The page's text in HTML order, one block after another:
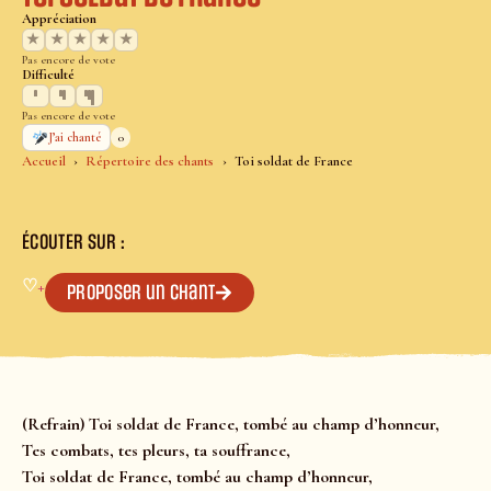
Accueil Répertoire des chants Toi soldat de France
Appréciation
★
★ ★ ★ ★
Pas encore de vote
Difficulté
Pas encore de vote
J’ai chanté
0
ÉCOUTER SUR :
♡+ Proposer un chant
(Refrain) Toi soldat de France, tombé au champ d’honneur,
Tes combats, tes pleurs, ta souffrance,
Toi soldat de France, tombé au champ d’honneur,